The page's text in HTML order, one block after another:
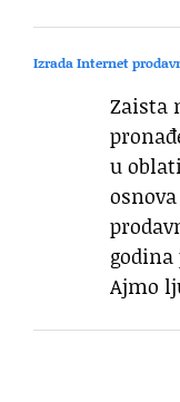
Izrada Internet
Zaista
u
Ajmo